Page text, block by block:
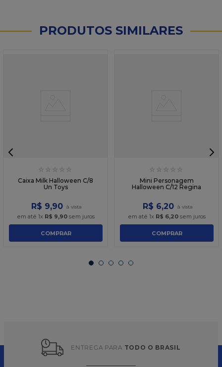
PRODUTOS SIMILARES
☆ ☆ ☆ ☆ ☆
Caixa Milk Halloween C/8
Un Toys
R$ 9,90
em até 1x R$ 9,90sem juros
COMPRAR
☆ ☆ ☆ ☆ ☆
Mini Personagem
Halloween C/12 Regina
R$ 6,20
em até 1x R$ 6,20sem juros
COMPRAR
ENTREGA PARA TODO O BRASIL